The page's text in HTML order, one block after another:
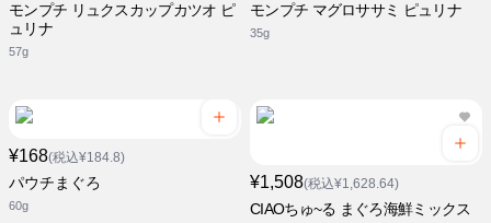
モンプチ リュクスカップカツオ ピ
ュリナ
57g
モンプチ マグロササミ ピュリナ
35g
¥168(税込¥184.8)
パウチまぐろ
60g
¥1,508(税込¥1,628.64)
CIAOちゅ~る まぐろ海鮮ミックス